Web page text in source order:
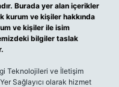
Burada yer alan içerikler
kurum ve kişiler hakkında
ve kişiler ile isim
bilgiler taslak
Teknolojileri ve İletişim
Sağlayıcı olarak hizmet